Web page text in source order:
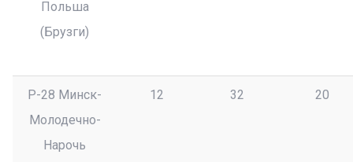
Польша
(Брузги)
P-28 Минск-
Молодечно-
Нарочь
12 32 20